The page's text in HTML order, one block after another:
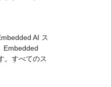
AI ス
Embedded
。すべてのス